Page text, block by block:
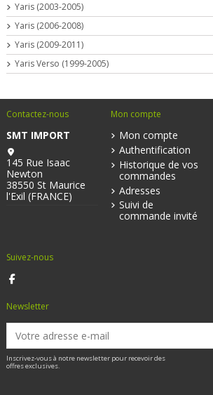
Yaris (2003-2005)
Yaris (2006-2008)
Yaris (2009-2011)
Yaris Verso (1999-2005)
Contactez-nous
SMT IMPORT
145 Rue Isaac
Newton
38550 St Maurice
l'Exil (FRANCE)
Mon compte
Mon compte
Authentification
Historique de vos
commandes
Adresses
Suivi de
commande invité
Suivez-nous
Newsletter
Inscrivez-vous à notre newsletter pour recevoir des
offres exclusives.